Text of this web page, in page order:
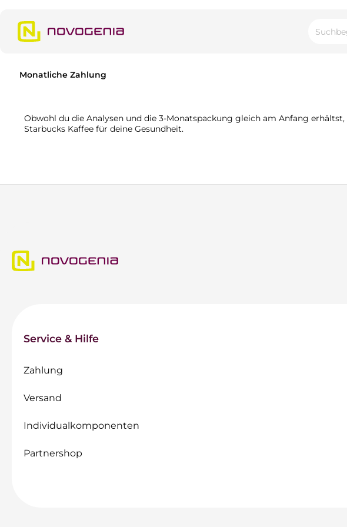
Monatliche Zahlung
Obwohl du die Analysen und die 3-Monatspackung gleich am Anfang
Starbucks Kaffee für deine Gesundheit.
Service & Hilfe
Zahlung
Versand
Individualkomponenten
Partnershop